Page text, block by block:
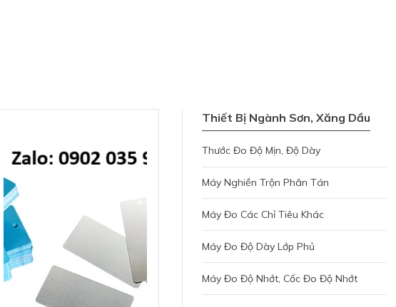
Thiết Bị Ngành Sơn, Xăng Dầu
Thước Đo Độ Mịn, Độ Dày
Máy Nghiền Trộn Phân Tán
Máy Đo Các Chỉ Tiêu Khác
Máy Đo Độ Dày Lớp Phủ
Máy Đo Độ Nhớt, Cốc Đo Độ Nhớt